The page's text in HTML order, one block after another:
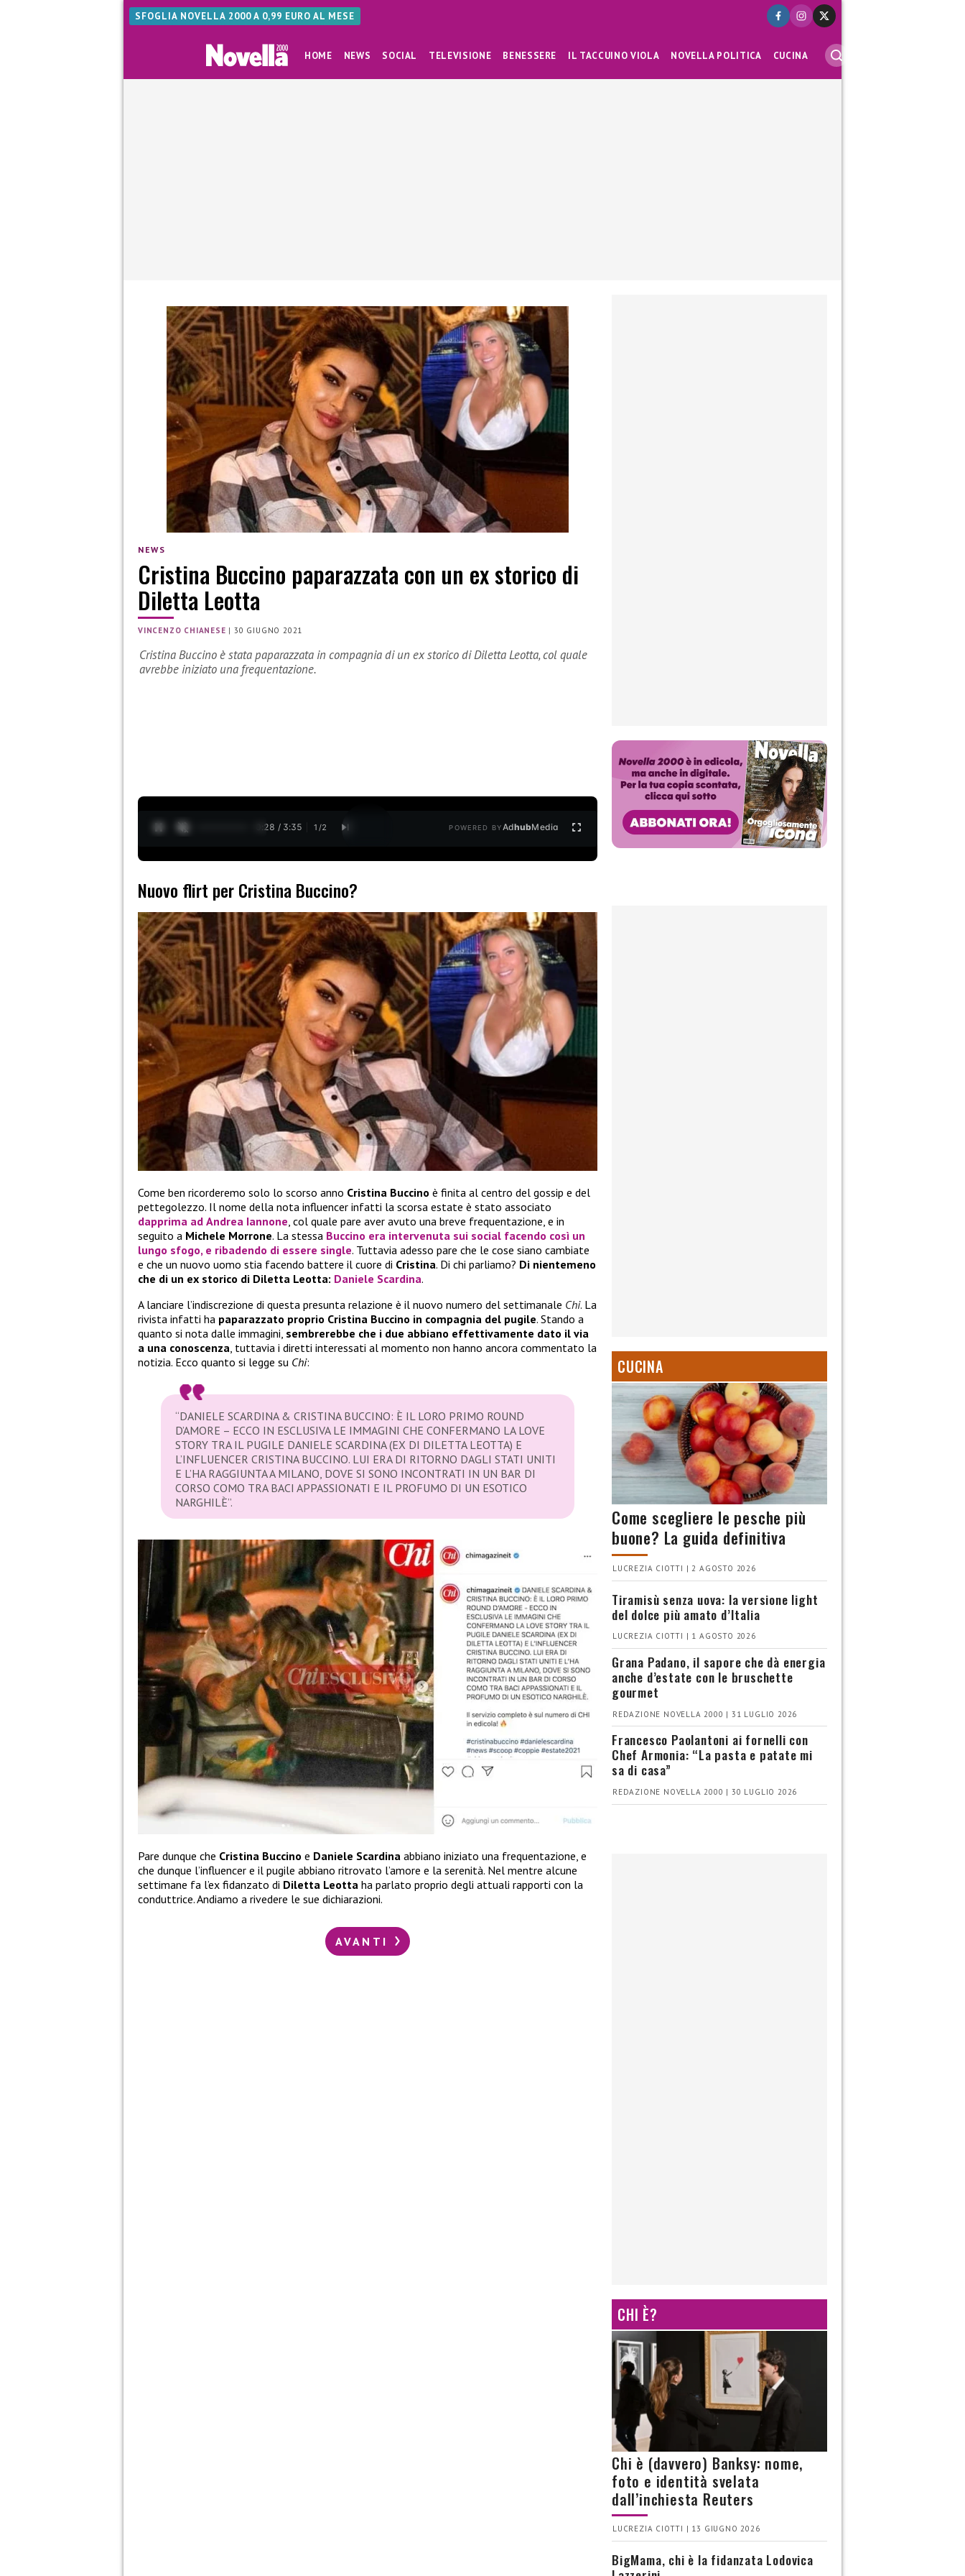
SFOGLIA NOVELLA 2000 A 0,99 EURO AL MESE
HOME NEWS SOCIAL TELEVISIONE BENESSERE IL TACCUINO VIOLA NOVELLA POLITICA CUCINA
NEWS
Cristina Buccino paparazzata con un ex storico di
Diletta Leotta
VINCENZO CHIANESE |30 GIUGNO 2021
Cristina Buccino è stata paparazzata in compagnia di un ex storico di Diletta Leotta, col quale
avrebbe iniziato una frequentazione.
0:29 / 3:35 1 /2 POWERED BYAdhubMedia
Nuovo flirt per Cristina Buccino?
Come ben ricorderemo solo lo scorso anno Cristina Buccino è finita al centro del gossip e del
pettegolezzo. Il nome della nota influencer infatti la scorsa estate è stato associato
dapprima ad Andrea Iannone, col quale pare aver avuto una breve frequentazione, e in
seguito a Michele Morrone. La stessa Buccino era intervenuta sui social facendo così un
lungo sfogo, e ribadendo di essere single. Tuttavia adesso pare che le cose siano cambiate
e che un nuovo uomo stia facendo battere il cuore di Cristina. Di chi parliamo? Di nientemeno
che di un ex storico di Diletta Leotta: Daniele Scardina.
A lanciare l’indiscrezione di questa presunta relazione è il nuovo numero del settimanale Chi. La
rivista infatti ha paparazzato proprio Cristina Buccino in compagnia del pugile. Stando a
quanto si nota dalle immagini, sembrerebbe che i due abbiano effettivamente dato il via
a una conoscenza, tuttavia i diretti interessati al momento non hanno ancora commentato la
notizia. Ecco quanto si legge su Chi:
“DANIELE SCARDINA & CRISTINA BUCCINO: È IL LORO PRIMO ROUND
D’AMORE – ECCO IN ESCLUSIVA LE IMMAGINI CHE CONFERMANO LA LOVE
STORY TRA IL PUGILE DANIELE SCARDINA (EX DI DILETTA LEOTTA) E
L’INFLUENCER CRISTINA BUCCINO. LUI ERA DI RITORNO DAGLI STATI UNITI
E L’HA RAGGIUNTA A MILANO, DOVE SI SONO INCONTRATI IN UN BAR DI
CORSO COMO TRA BACI APPASSIONATI E IL PROFUMO DI UN ESOTICO
NARGHILÈ”.
Pare dunque che Cristina Buccino e Daniele Scardina abbiano iniziato una frequentazione, e
che dunque l’influencer e il pugile abbiano ritrovato l’amore e la serenità. Nel mentre alcune
settimane fa l’ex fidanzato di Diletta Leotta ha parlato proprio degli attuali rapporti con la
conduttrice. Andiamo a rivedere le sue dichiarazioni.
AVANTI
CUCINA
Come scegliere le pesche più
buone? La guida definitiva
LUCREZIA CIOTTI | 2 AGOSTO 2026
Tiramisù senza uova: la versione light
del dolce più amato d’Italia
LUCREZIA CIOTTI | 1 AGOSTO 2026
Grana Padano, il sapore che dà energia
anche d’estate con le bruschette
gourmet
REDAZIONE NOVELLA 2000 | 31 LUGLIO 2026
Francesco Paolantoni ai fornelli con
Chef Armonia: “La pasta e patate mi
sa di casa”
REDAZIONE NOVELLA 2000 | 30 LUGLIO 2026
CHI È?
Chi è (davvero) Banksy: nome,
foto e identità svelata
dall’inchiesta Reuters
LUCREZIA CIOTTI | 13 GIUGNO 2026
BigMama, chi è la fidanzata Lodovica